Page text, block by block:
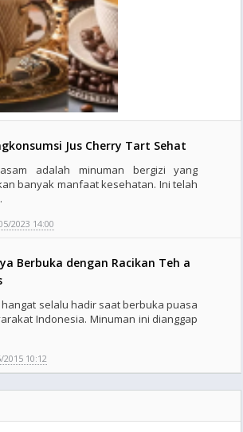
Jus Cherry Tart Sehat
adalah minuman bergizi yang
banyak manfaat kesehatan. Ini telah
2023 14:00
Berbuka dengan Racikan Teh a
hangat selalu hadir saat berbuka puasa
Indonesia. Minuman ini dianggap
2015 10:12